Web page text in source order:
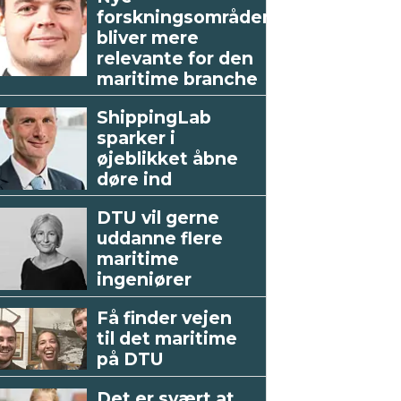
forskningsområder
bliver mere
relevante for den
maritime branche
ShippingLab
sparker i
øjeblikket åbne
døre ind
DTU vil gerne
uddanne flere
maritime
ingeniører
Få finder vejen
til det maritime
på DTU